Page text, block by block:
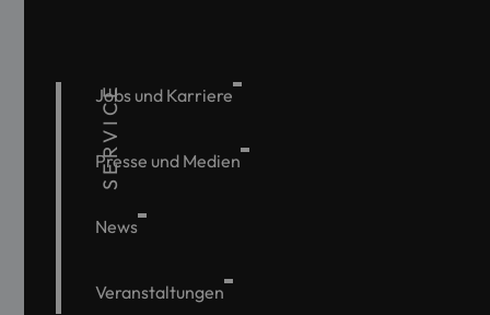
SERVICE
Jobs und Karriere
Presse und Medien
News
Veranstaltungen